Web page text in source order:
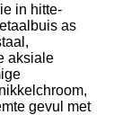
in hitte-
as
aksiale
gevul met